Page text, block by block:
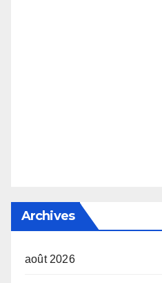
Archives
août 2026